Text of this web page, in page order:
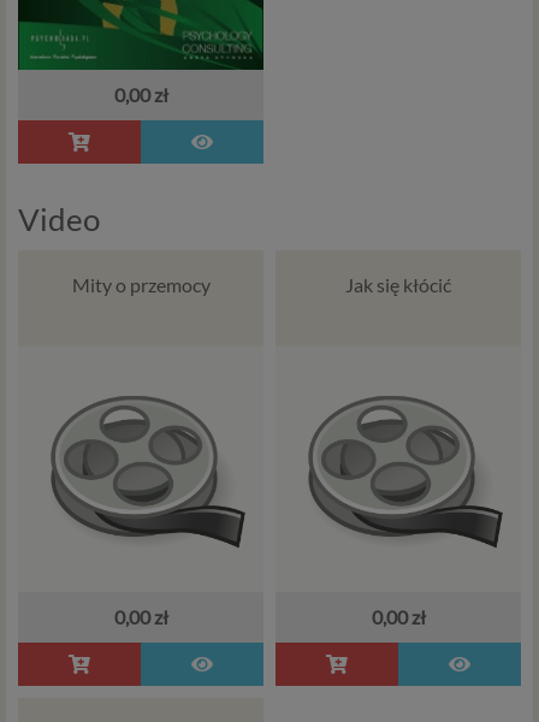
0,00 zł
Video
Mity o przemocy
0,00 zł
Jak się kłócić
0,00 zł